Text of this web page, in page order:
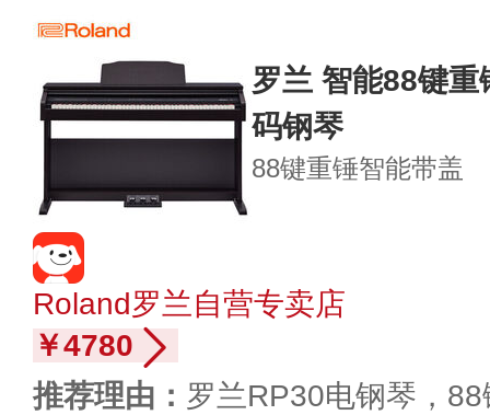
罗兰 智能88键
码钢琴
88键重锤智能带盖
Roland罗兰自营专卖店
￥4780
推荐理由： 罗兰RP30电钢琴，